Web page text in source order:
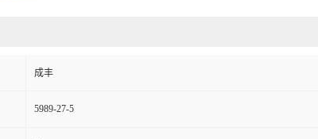
成丰
5989-27-5